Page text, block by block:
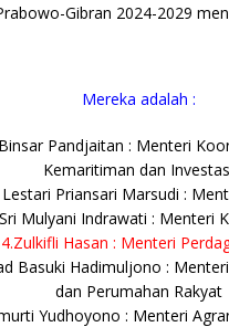
Gibran 2024-2029
Mereka adalah :
Pandjaitan : Menteri
Kemaritiman dan
Priansari Marsudi :
Mulyani Indrawati : Menteri
4.Zulkifli Hasan : Menteri
Basuki Hadimuljono :
dan Perumahan Rakyat
Yudhoyono : Menteri